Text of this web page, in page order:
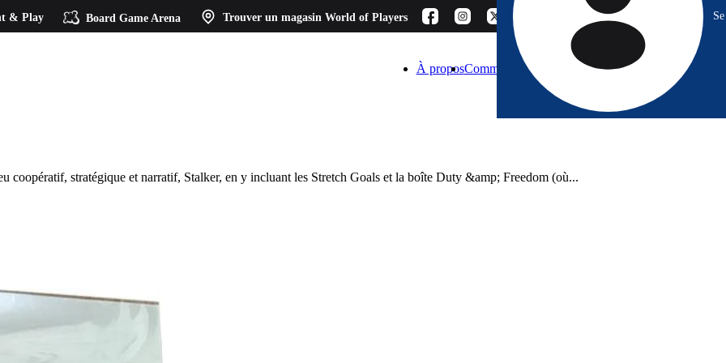
& Play Board Game Arena Trouver un magasin World of Players
À proposComment choisir ? BlogEspace Pro Contact
coopératif, stratégique et narratif, Stalker, en y incluant les Stretch Goals et la boîte Duty &amp; Freedom (où...